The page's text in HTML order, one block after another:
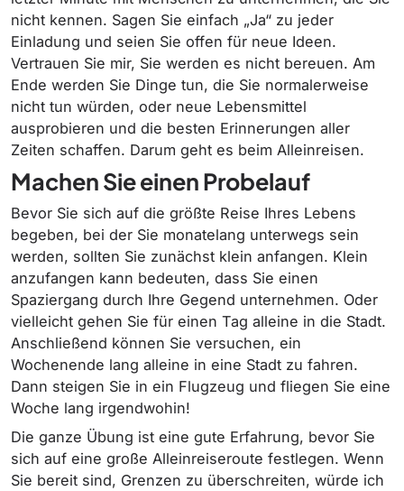
nicht kennen. Sagen Sie einfach „Ja“ zu jeder
Einladung und seien Sie offen für neue Ideen.
Vertrauen Sie mir, Sie werden es nicht bereuen. Am
Ende werden Sie Dinge tun, die Sie normalerweise
nicht tun würden, oder neue Lebensmittel
ausprobieren und die besten Erinnerungen aller
Zeiten schaffen. Darum geht es beim Alleinreisen.
Machen Sie einen Probelauf
Bevor Sie sich auf die größte Reise Ihres Lebens
begeben, bei der Sie monatelang unterwegs sein
werden, sollten Sie zunächst klein anfangen. Klein
anzufangen kann bedeuten, dass Sie einen
Spaziergang durch Ihre Gegend unternehmen. Oder
vielleicht gehen Sie für einen Tag alleine in die Stadt.
Anschließend können Sie versuchen, ein
Wochenende lang alleine in eine Stadt zu fahren.
Dann steigen Sie in ein Flugzeug und fliegen Sie eine
Woche lang irgendwohin!
Die ganze Übung ist eine gute Erfahrung, bevor Sie
sich auf eine große Alleinreiseroute festlegen. Wenn
Sie bereit sind, Grenzen zu überschreiten, würde ich